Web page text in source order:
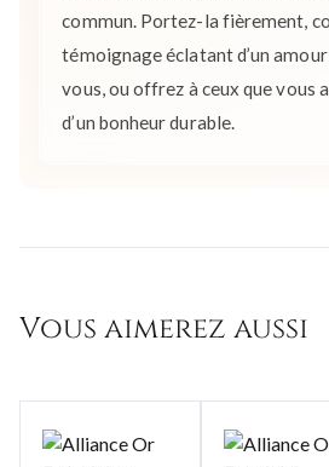
commun. Portez-la fièrement,
témoignage éclatant d’un
vous, ou offrez à ceux que vous
d’un bonheur durable.
Vous aimerez aussi